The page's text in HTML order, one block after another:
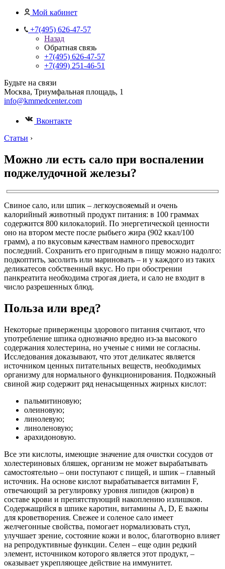
Мой кабинет
+7(495) 626-47-57
Назад
Обратная связь
+7(495) 626-47-57
+7(499) 251-46-51
Будьте на связи
Москва, Триумфальная площадь, 1
info@kmmedcenter.com
Вконтакте
Статьи ›
Можно ли есть сало при воспалении
поджелудочной железы?
Свиное сало, или шпик – легкоусвояемый и очень
калорийный животный продукт питания: в 100 граммах
содержится 800 килокалорий. По энергетической ценности
оно на втором месте после рыбьего жира (902 ккал/100
грамм), а по вкусовым качествам намного превосходит
последний. Сохранить его пригодным в пищу можно надолго:
подкоптить, засолить или мариновать – и у каждого из таких
деликатесов собственный вкус. Но при обострении
панкреатита необходима строгая диета, и сало не входит в
число разрешенных блюд.
Польза или вред?
Некоторые приверженцы здорового питания считают, что
употребление шпика однозначно вредно из-за высокого
содержания холестерина, но ученые с ними не согласны.
Исследования доказывают, что этот деликатес является
источником ценных питательных веществ, необходимых
организму для нормального функционирования. Подкожный
свиной жир содержит ряд ненасыщенных жирных кислот:
пальмитиновую;
олеиновую;
линолевую;
линоленовую;
арахидоновую.
Все эти кислоты, имеющие значение для очистки сосудов от
холестериновых бляшек, организм не может вырабатывать
самостоятельно – они поступают с пищей, и шпик – главный
источник. На основе кислот вырабатывается витамин F,
отвечающий за регулировку уровня липидов (жиров) в
составе крови и препятствующий накоплению излишков.
Содержащийся в шпике каротин, витамины A, D, E важны
для кроветворения. Свежее и соленое сало имеет
желчегонные свойства, помогает нормализовать стул,
улучшает зрение, состояние кожи и волос, благотворно влияет
на репродуктивные функции. Селен – еще один редкий
элемент, источником которого является этот продукт, –
оказывает укрепляющее действие на иммунитет.